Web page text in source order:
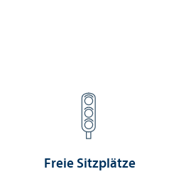
Freie Sitzplätze